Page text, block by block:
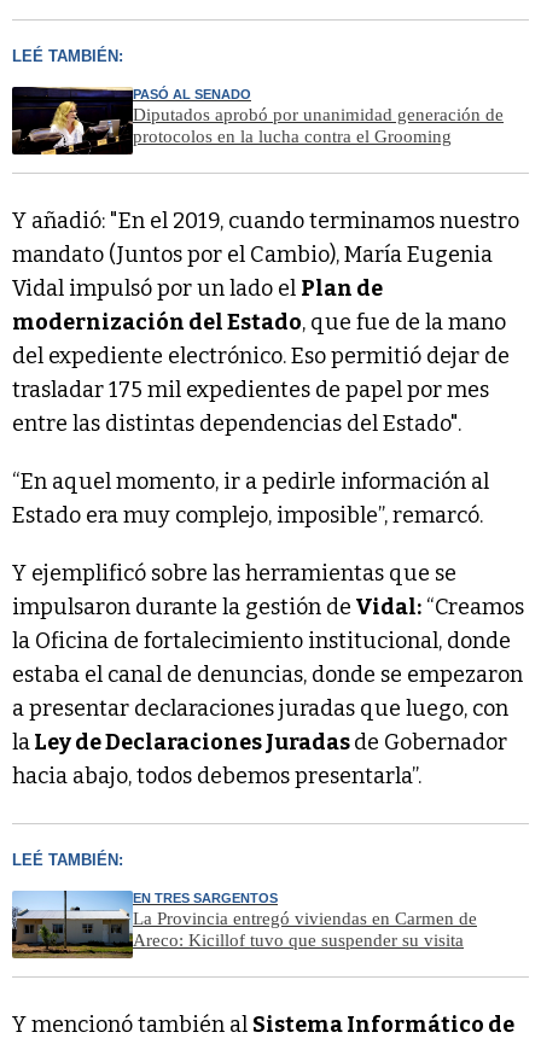
LEÉ TAMBIÉN:
PASÓ AL SENADO
Diputados aprobó por unanimidad generación de
protocolos en la lucha contra el Grooming
Y añadió: "En el 2019, cuando terminamos nuestro
mandato (Juntos por el Cambio), María Eugenia
Vidal impulsó por un lado el Plan de
modernización del Estado, que fue de la mano
del expediente electrónico. Eso permitió dejar de
trasladar 175 mil expedientes de papel por mes
entre las distintas dependencias del Estado".
“En aquel momento, ir a pedirle información al
Estado era muy complejo, imposible”, remarcó.
Y ejemplificó sobre las herramientas que se
impulsaron durante la gestión de Vidal: “Creamos
la Oficina de fortalecimiento institucional, donde
estaba el canal de denuncias, donde se empezaron
a presentar declaraciones juradas que luego, con
laLey de Declaraciones Juradasde Gobernador
hacia abajo, todos debemos presentarla”.
LEÉ TAMBIÉN:
EN TRES SARGENTOS
La Provincia entregó viviendas en Carmen de
Areco: Kicillof tuvo que suspender su visita
Y mencionó también al Sistema Informático de